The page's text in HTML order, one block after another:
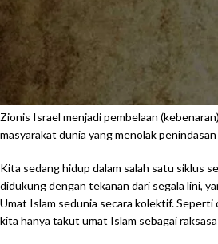
Mendengar kata “Al-Aqsha”, Umat Islam
“Palestina”, dada berdebar tidak tahu
Zionis Israel menjadi pembelaan
masyarakat dunia yang menolak
Kita sedang hidup dalam salah satu siklus
didukung dengan tekanan dari segala lini,
Umat Islam sedunia secara kolektif.
kita hanya takut umat Islam sebagai